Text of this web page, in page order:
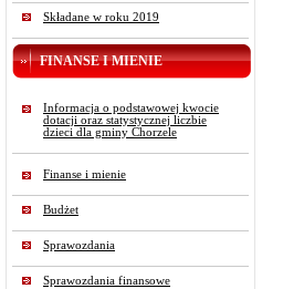
Składane w roku 2019
FINANSE I MIENIE
Informacja o podstawowej kwocie
dotacji oraz statystycznej liczbie
dzieci dla gminy Chorzele
Finanse i mienie
Budżet
Sprawozdania
Sprawozdania finansowe